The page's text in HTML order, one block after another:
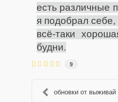
есть различные
я подобрал
всё-таки
будни.
9
обновки от выживай